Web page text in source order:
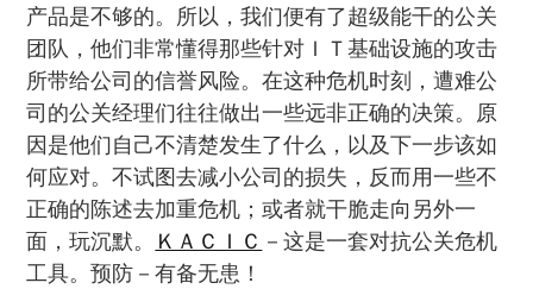
产品是不够的。所以，我们便有了超级能干的公关
团队，他们非常懂得那些针对ＩＴ基础设施的攻击
所带给公司的信誉风险。在这种危机时刻，遭难公
司的公关经理们往往做出一些远非正确的决策。原
因是他们自己不清楚发生了什么，以及下一步该如
何应对。不试图去减小公司的损失，反而用一些不
正确的陈述去加重危机；或者就干脆走向另外一
面，玩沉默。
ＫＡＣＩＣ －这是一套对抗公关危机
工具。预防－有备无患！